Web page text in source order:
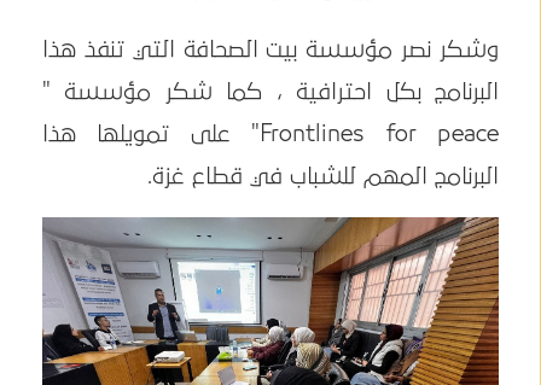
وشكر نصر مؤسسة بيت الصحافة التي تنفذ هذا
البرنامج بكل احترافية ، كما شكر مؤسسة "
Frontlines for peace" على تمويلها هذا
البرنامج المهم للشباب في قطاع غزة.